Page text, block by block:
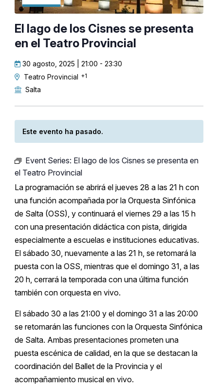
El lago de los Cisnes se presenta
en el Teatro Provincial
30 agosto, 2025 | 21:00 - 23:30
Teatro Provincial +1
Salta
Este evento ha pasado.
Event Series: El lago de los Cisnes se presenta en
el Teatro Provincial
La programación se abrirá el jueves 28 a las 21 h con
una función acompañada por la Orquesta Sinfónica
de Salta (OSS), y continuará el viernes 29 a las 15 h
con una presentación didáctica con pista, dirigida
especialmente a escuelas e instituciones educativas.
El sábado 30, nuevamente a las 21 h, se retomará la
puesta con la OSS, mientras que el domingo 31, a las
20 h, cerrará la temporada con una última función
también con orquesta en vivo.
El sábado 30 a las 21:00 y el domingo 31 a las 20:00
se retomarán las funciones con la Orquesta Sinfónica
de Salta. Ambas presentaciones prometen una
puesta escénica de calidad, en la que se destacan la
coordinación del Ballet de la Provincia y el
acompañamiento musical en vivo.